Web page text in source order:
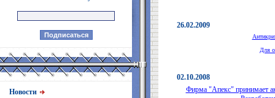
Новости
26.02.2009
Для
02.10.2008
Фирма "Апекс" принимает